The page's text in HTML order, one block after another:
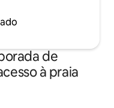
de
à praia